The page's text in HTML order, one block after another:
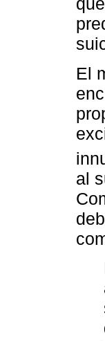
El
al